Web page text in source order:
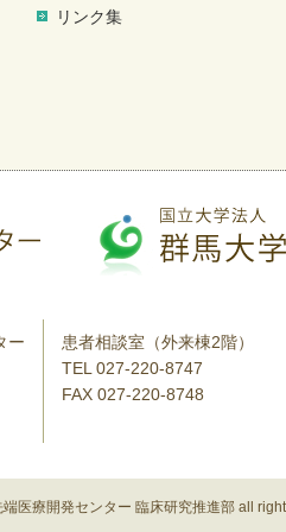
リンク集
ー
患者相談室（外来棟2階）
TEL 027-220-8747
FAX 027-220-8748
医療開発センター 臨床研究推進部 all